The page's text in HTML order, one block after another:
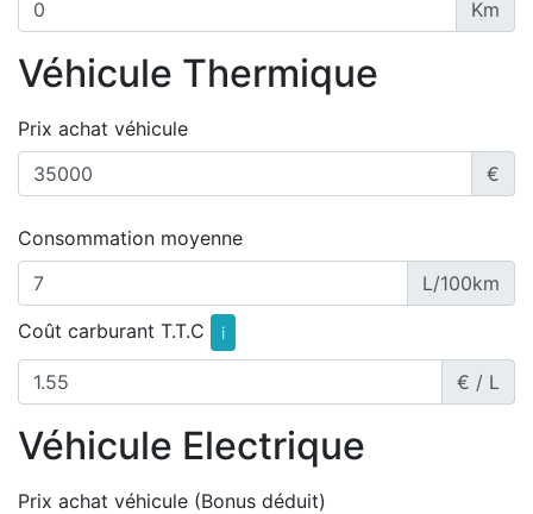
Km
Véhicule Thermique
Prix achat véhicule
€
Consommation moyenne
L/100km
Coût carburant T.T.C
i
€ / L
Véhicule Electrique
Prix achat véhicule (Bonus déduit)